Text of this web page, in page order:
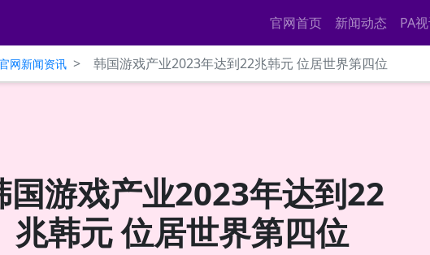
官网首页 新闻动态 PA
网新闻资讯 > 韩国游戏产业2023年达到22兆韩元 位居世界第四位
国游戏产业2023年达到22
兆韩元 位居世界第四位